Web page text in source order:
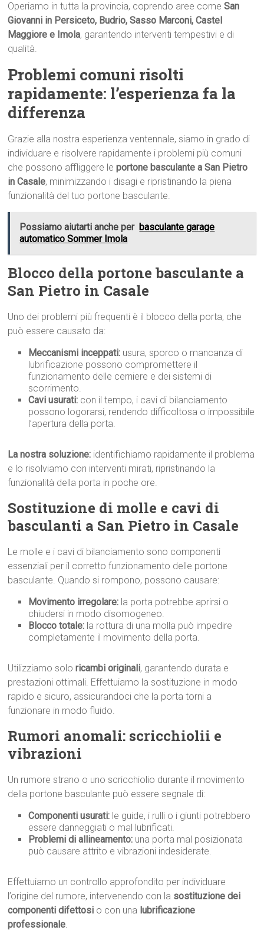
Operiamo in tutta la provincia, coprendo aree comeSan
Giovanni in Persiceto, Budrio, Sasso Marconi, Castel
Maggiore e Imola, garantendo interventi tempestivi e di
qualità.
Problemi comuni risolti
rapidamente: l’esperienza fa la
differenza
Grazie alla nostra esperienza ventennale, siamo in grado di
individuare e risolvere rapidamente i problemi più comuni
che possono affliggere leportone basculante a San Pietro
in Casale, minimizzando i disagi e ripristinando la piena
funzionalità del tuo portone basculante.
Possiamo aiutarti anche per basculante garage
automatico Sommer Imola
Blocco della portone basculante a
San Pietro in Casale
Uno dei problemi più frequenti è il blocco della porta, che
può essere causato da:
Meccanismi inceppati: usura, sporco o mancanza di
lubrificazione possono compromettere il
funzionamento delle cerniere e dei sistemi di
scorrimento.
Cavi usurati: con il tempo, i cavi di bilanciamento
possono logorarsi, rendendo difficoltosa o impossibile
l’apertura della porta.
La nostra soluzione: identifichiamo rapidamente il problema
e lo risolviamo con interventi mirati, ripristinando la
funzionalità della porta in poche ore.
Sostituzione di molle e cavi di
basculanti a San Pietro in Casale
Le molle e i cavi di bilanciamento sono componenti
essenziali per il corretto funzionamento delle portone
basculante. Quando si rompono, possono causare:
Movimento irregolare: la porta potrebbe aprirsi o
chiudersi in modo disomogeneo.
Blocco totale: la rottura di una molla può impedire
completamente il movimento della porta.
Utilizziamo soloricambi originali, garantendo durata e
prestazioni ottimali. Effettuiamo la sostituzione in modo
rapido e sicuro, assicurandoci che la porta torni a
funzionare in modo fluido.
Rumori anomali: scricchiolii e
vibrazioni
Un rumore strano o uno scricchiolio durante il movimento
della portone basculante può essere segnale di:
Componenti usurati: le guide, i rulli o i giunti potrebbero
essere danneggiati o mal lubrificati.
Problemi di allineamento: una porta mal posizionata
può causare attrito e vibrazioni indesiderate.
Effettuiamo un controllo approfondito per individuare
l’origine del rumore, intervenendo con la sostituzione dei
componenti difettosi o con una lubrificazione
professionale.